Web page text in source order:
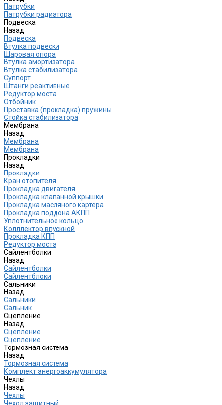
Патрубки
Патрубки радиатора
Подвеска
Назад
Подвеска
Втулка подвески
Шаровая опора
Втулка амортизатора
Втулка стабилизатора
Cуппорт
Штанги реактивные
Редуктор моста
Отбойник
Проставка (прокладка) пружины
Стойка стабилизатора
Мембрана
Назад
Мембрана
Мембрана
Прокладки
Назад
Прокладки
Кран отопителя
Прокладка двигателя
Прокладка клапанной крышки
Прокладка масляного картера
Прокладка поддона АКПП
Уплотнительное кольцо
Колллектор впускной
Прокладка КПП
Редуктор моста
Сайлентболки
Назад
Сайлентболки
Сайлентблоки
Сальники
Назад
Сальники
Сальник
Сцепление
Назад
Сцепление
Сцепление
Тормозная система
Назад
Тормозная система
Комплект энергоаккумулятора
Чехлы
Назад
Чехлы
Чехол защитный